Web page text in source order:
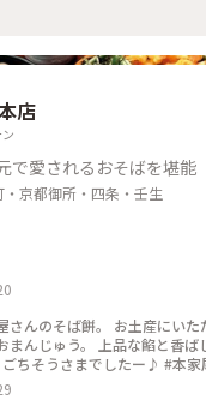
店
で愛されるおそばを堪能
京都御所・四条・壬生
さんのそば餅。 お土産にいた
まんじゅう。 上品な餡と香ば
までしたー♪ #本家尾張屋 #そば餅 #おま
菓子 #餡